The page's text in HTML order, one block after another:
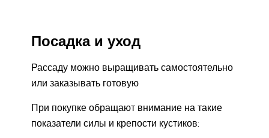
Посадка и уход
Рассаду можно выращивать самостоятельно
или заказывать готовую
При покупке обращают внимание на такие
показатели силы и крепости кустиков: